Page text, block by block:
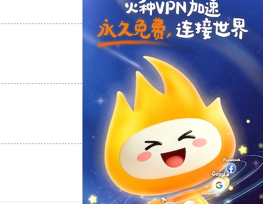
支持[0] 反对
支持
支持 反对 [0]